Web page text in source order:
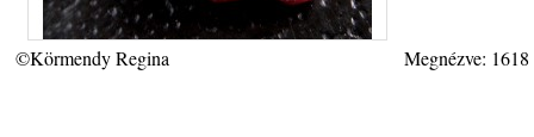
©Körmendy Regina Megnézve: